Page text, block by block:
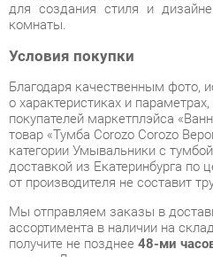
Благодаря качественным фото,
о характеристиках и параметрах,
товар «Тумба Corozo Corozo
доставкой из Екатеринбурга по
от производителя не составит
Мы отправляем заказы в
ассортимента в наличии на
получите не позднее48-ми часов
заказа. Дополнительно вы
и сборку мебельных изделий.
Срок доставки в другие регионы,
на складах производителей,
Уточнить наличие, срок и